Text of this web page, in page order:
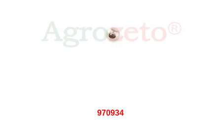
970934